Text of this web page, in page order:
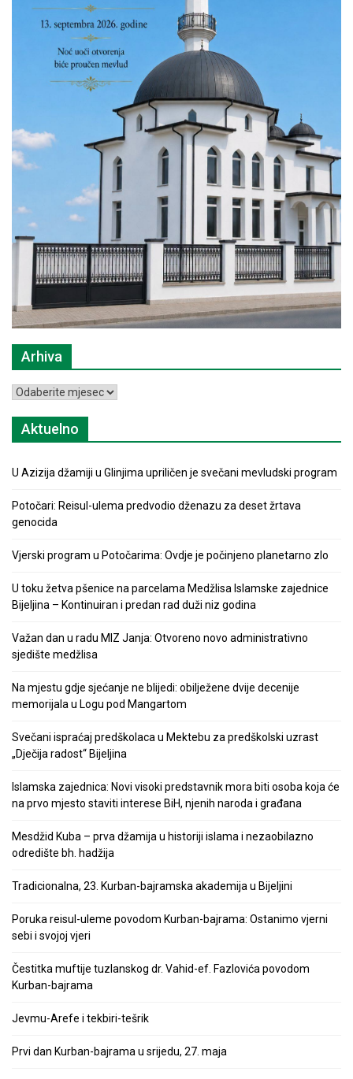
Arhiva
Arhiva
Aktuelno
U Azizija džamiji u Glinjima upriličen je svečani mevludski program
Potočari: Reisul-ulema predvodio dženazu za deset žrtava
genocida
Vjerski program u Potočarima: Ovdje je počinjeno planetarno zlo
U toku žetva pšenice na parcelama Medžlisa Islamske zajednice
Bijeljina – Kontinuiran i predan rad duži niz godina
Važan dan u radu MIZ Janja: Otvoreno novo administrativno
sjedište medžlisa
Na mjestu gdje sjećanje ne blijedi: obilježene dvije decenije
memorijala u Logu pod Mangartom
Svečani ispraćaj predškolaca u Mektebu za predškolski uzrast
„Dječija radost“ Bijeljina
Islamska zajednica: Novi visoki predstavnik mora biti osoba koja će
na prvo mjesto staviti interese BiH, njenih naroda i građana
Mesdžid Kuba – prva džamija u historiji islama i nezaobilazno
odredište bh. hadžija
Tradicionalna, 23. Kurban-bajramska akademija u Bijeljini
Poruka reisul-uleme povodom Kurban-bajrama: Ostanimo vjerni
sebi i svojoj vjeri
Čestitka muftije tuzlanskog dr. Vahid-ef. Fazlovića povodom
Kurban-bajrama
Jevmu-Arefe i tekbiri-tešrik
Prvi dan Kurban-bajrama u srijedu, 27. maja